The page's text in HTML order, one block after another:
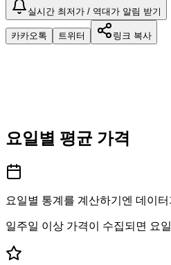
실시간 최저가 / 역대가 알림 받기
카카오톡 트위터 링크 복사
요일별 평균 가격
요일별 통계를 계산하기엔 데이
일주일 이상 가격이 수집되면 요